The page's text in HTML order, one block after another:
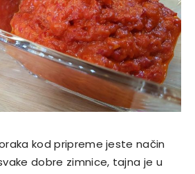
kod pripreme jeste način
dobre zimnice, tajna je u